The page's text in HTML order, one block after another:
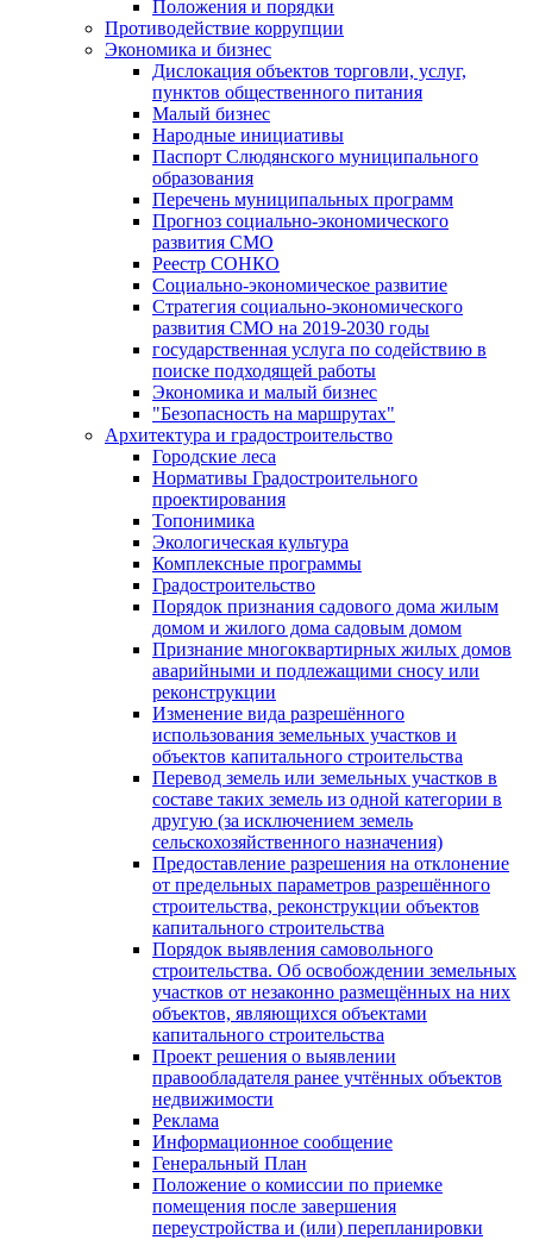
Положения и порядки
Противодействие коррупции
Экономика и бизнес
Дислокация объектов торговли, услуг,
пунктов общественного питания
Малый бизнес
Народные инициативы
Паспорт Слюдянского муниципального
образования
Перечень муниципальных программ
Прогноз социально-экономического
развития СМО
Реестр СОНКО
Социально-экономическое развитие
Стратегия социально-экономического
развития СМО на 2019-2030 годы
государственная услуга по содействию в
поиске подходящей работы
Экономика и малый бизнес
"Безопасность на маршрутах"
Архитектура и градостроительство
Городские леса
Нормативы Градостроительного
проектирования
Топонимика
Экологическая культура
Комплексные программы
Градостроительство
Порядок признания садового дома жилым
домом и жилого дома садовым домом
Признание многоквартирных жилых домов
аварийными и подлежащими сносу или
реконструкции
Изменение вида разрешённого
использования земельных участков и
объектов капитального строительства
Перевод земель или земельных участков в
составе таких земель из одной категории в
другую (за исключением земель
сельскохозяйственного назначения)
Предоставление разрешения на отклонение
от предельных параметров разрешённого
строительства, реконструкции объектов
капитального строительства
Порядок выявления самовольного
строительства. Об освобождении земельных
участков от незаконно размещённых на них
объектов, являющихся объектами
капитального строительства
Проект решения о выявлении
правообладателя ранее учтённых объектов
недвижимости
Реклама
Информационное сообщение
Генеральный План
Положение о комиссии по приемке
помещения после завершения
переустройства и (или) перепланировки